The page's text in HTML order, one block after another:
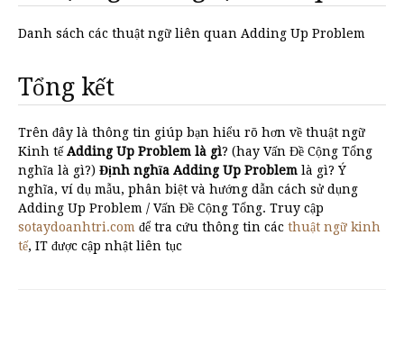
Danh sách các thuật ngữ liên quan Adding Up Problem
Tổng kết
Trên đây là thông tin giúp bạn hiểu rõ hơn về thuật ngữ
Kinh tếAdding Up Problem là gì? (hay Vấn Đề Cộng Tổng
nghĩa là gì?) Định nghĩa Adding Up Problem là gì? Ý
nghĩa, ví dụ mẫu, phân biệt và hướng dẫn cách sử dụng
Adding Up Problem / Vấn Đề Cộng Tổng. Truy cập
sotaydoanhtri.com để tra cứu thông tin các thuật ngữ kinh
tế, IT được cập nhật liên tục